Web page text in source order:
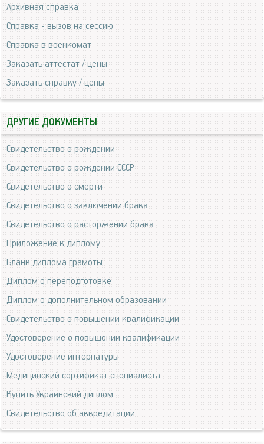
Архивная справка
Справка - вызов на сессию
Справка в военкомат
Заказать аттестат / цены
Заказать справку / цены
ДРУГИЕ ДОКУМЕНТЫ
Свидетельство о рождении
Свидетельство о рождении СССР
Свидетельство о смерти
Свидетельство о заключении брака
Свидетельство о расторжении брака
Приложение к диплому
Бланк диплома грамоты
Диплом о переподготовке
Диплом о дополнительном образовании
Свидетельство о повышении квалификации
Удостоверение о повышении квалификации
Удостоверение интернатуры
Медицинский сертификат специалиста
Купить Украинский диплом
Свидетельство об аккредитации